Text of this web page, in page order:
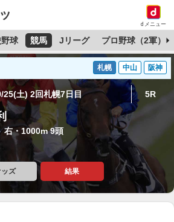
dメニュー
球 競馬 Jリーグ プロ野球（2軍）
札幌 中山 阪神
25(土) 2回札幌7日目 5R
右・1000m 9頭
ッズ 結果